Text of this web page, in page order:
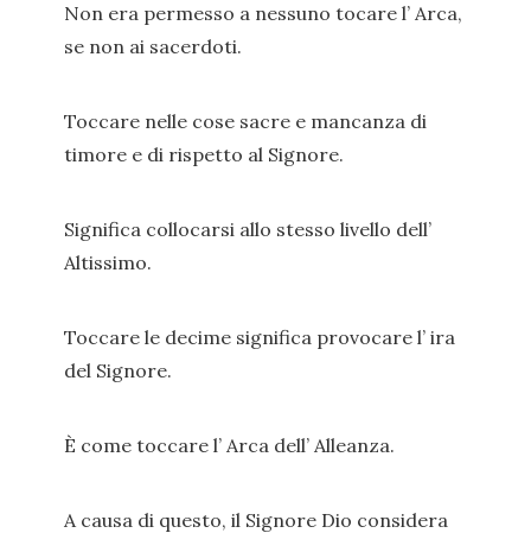
Non era permesso a nessuno tocare l’ Arca,
se non ai sacerdoti.
Toccare nelle cose sacre e mancanza di
timore e di rispetto al Signore.
Significa collocarsi allo stesso livello dell’
Altissimo.
Toccare le decime significa provocare l’ ira
del Signore.
È come toccare l’ Arca dell’ Alleanza.
A causa di questo, il Signore Dio considera